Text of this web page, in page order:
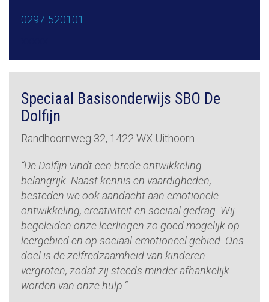
0297-520101
Speciaal Basisonderwijs SBO De
Dolfijn
Randhoornweg 32, 1422 WX Uithoorn
“De Dolfijn vindt een brede ontwikkeling
belangrijk. Naast kennis en vaardigheden,
besteden we ook aandacht aan emotionele
ontwikkeling, creativiteit en sociaal gedrag. Wij
begeleiden onze leerlingen zo goed mogelijk op
leergebied en op sociaal-emotioneel gebied. Ons
doel is de zelfredzaamheid van kinderen
vergroten, zodat zij steeds minder afhankelijk
worden van onze hulp.”